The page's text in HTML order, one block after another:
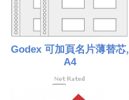
Godex 可加頁名片薄替芯,
A4
比較